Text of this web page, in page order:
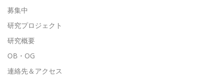
募集中
研究プロジェクト
研究概要
OB・OG
連絡先＆アクセス